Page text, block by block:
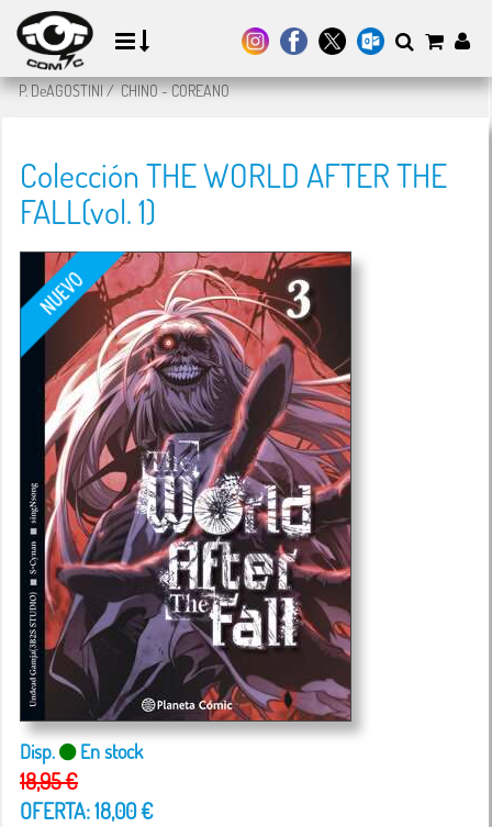
P. DeAGOSTINI/CHINO - COREANO
Colección THE WORLD AFTER THE
FALL(vol. 1)
Disp. En stock
18,95 €
OFERTA: 18,00 €